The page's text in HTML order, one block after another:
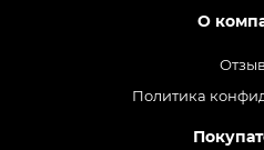
О
Политика